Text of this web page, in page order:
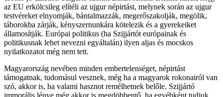
az EU erkölcsileg elítéli az ujgur népirtást, melynek során az ujgur
testvéreket elnyomják, bántalmazzák, megerőszakolják, megölik,
táborokba zárják, kényszernunkára kötelezik és a gyerekeiket
államosítják. Európai politikus (ha Szijjártót európainak és
politikusnak lehet nevezni egyáltalán) ilyen aljas és mocskos
nyilatkozatot még nem tett.
Magyarország nevében minden embertelenséget, népirtást
támogatnak, tudomásul vesznek, még ha a magyarok rokonairól van
szó, akkor is, ha valami hasznot remélhetnek belőle. Szijjártó
immorális lénye még akkor is megdöbbentő, ha egyébként tudjuk,